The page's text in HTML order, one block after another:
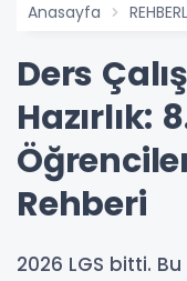
Anasayfa
Ders
Hazırlık:
Rehberi
2026 LGS bitti.